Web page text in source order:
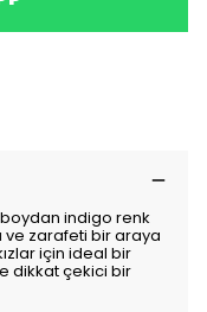
boydan indigo renk
ve zarafeti bir araya
için ideal bir
dikkat çekici bir